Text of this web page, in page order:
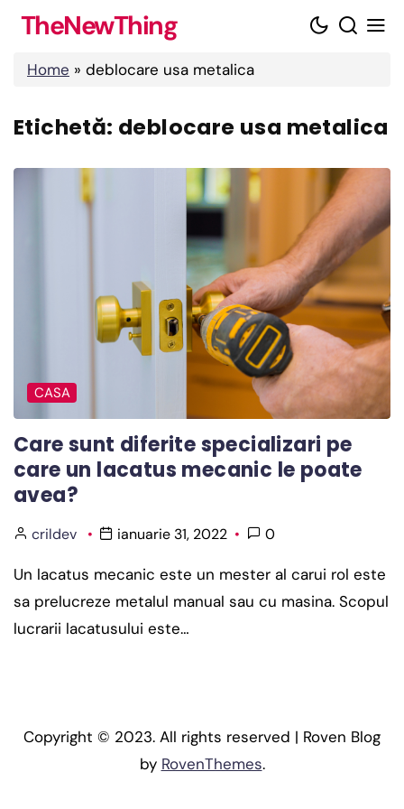
Skip
content
TheNewThing
Home » deblocare usa metalica
Etichetă: deblocare usa metalica
CASA
Care sunt diferite specializari pe
care un lacatus mecanic le poate
avea?
crildev ianuarie 31, 2022 0
Un lacatus mecanic este un mester al carui rol este
sa prelucreze metalul manual sau cu masina. Scopul
lucrarii lacatusului este…
Copyright © 2023. All rights reserved | Roven Blog
by RovenThemes.